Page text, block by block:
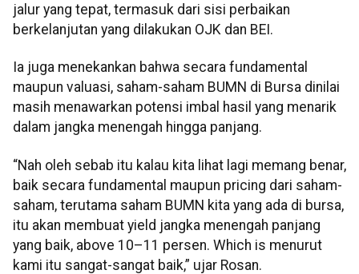
jalur yang tepat, termasuk dari sisi perbaikan
berkelanjutan yang dilakukan OJK dan BEI.
Ia juga menekankan bahwa secara fundamental
maupun valuasi, saham-saham BUMN di Bursa dinilai
masih menawarkan potensi imbal hasil yang menarik
dalam jangka menengah hingga panjang.
“Nah oleh sebab itu kalau kita lihat lagi memang benar,
baik secara fundamental maupun pricing dari saham-
saham, terutama saham BUMN kita yang ada di bursa,
itu akan membuat yield jangka menengah panjang
yang baik, above 10–11 persen. Which is menurut
kami itu sangat-sangat baik,” ujar Rosan.